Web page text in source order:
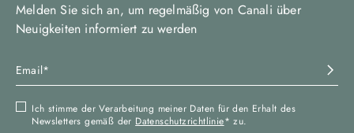
Melden Sie sich an, um regelmäßig von Canali über
Neuigkeiten informiert zu werden
Ich stimme der Verarbeitung meiner Daten für den Erhalt des
Newsletters gemäß der Datenschutzrichtlinie* zu.